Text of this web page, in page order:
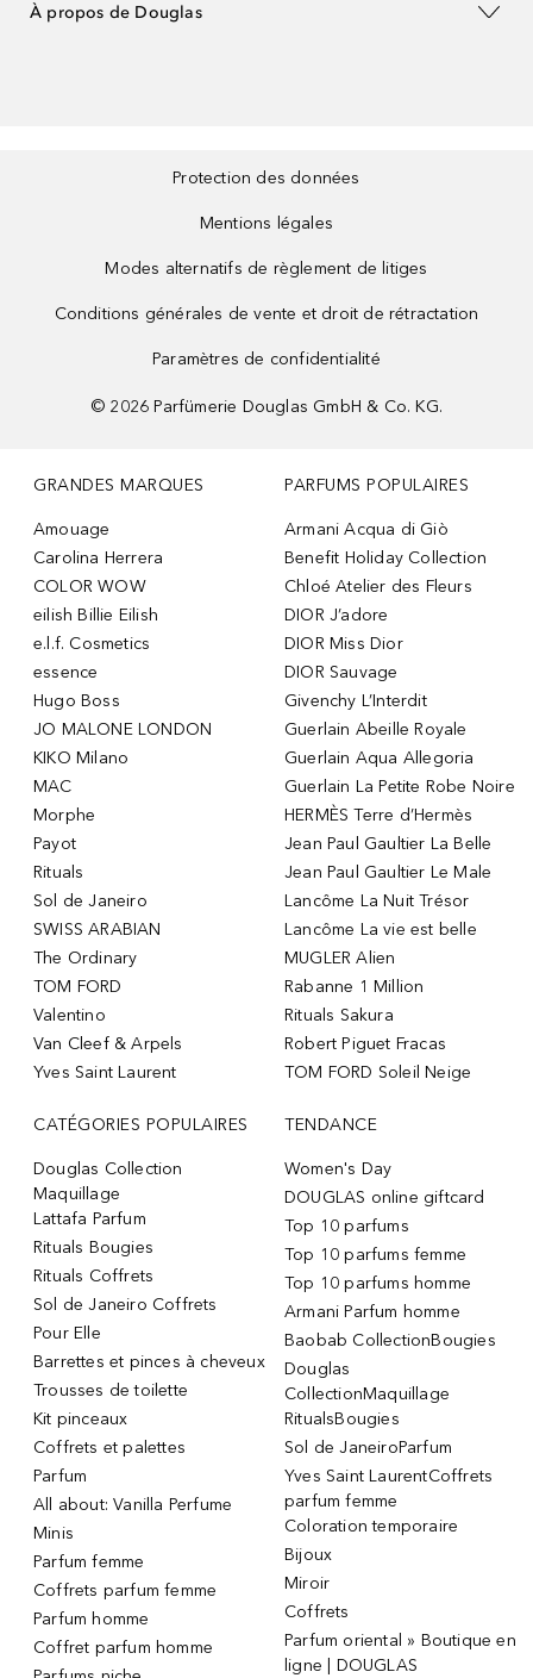
À propos de Douglas
Protection des données
Mentions légales
Modes alternatifs de règlement de litiges
Conditions générales de vente et droit de rétractation
Paramètres de confidentialité
© 2026 Parfümerie Douglas GmbH & Co. KG.
GRANDES MARQUES
Amouage
Carolina Herrera
COLOR WOW
eilish Billie Eilish
e.l.f. Cosmetics
essence
Hugo Boss
JO MALONE LONDON
KIKO Milano
MAC
Morphe
Payot
Rituals
Sol de Janeiro
SWISS ARABIAN
The Ordinary
TOM FORD
Valentino
Van Cleef & Arpels
Yves Saint Laurent
PARFUMS POPULAIRES
Armani Acqua di Giò
Benefit Holiday Collection
Chloé Atelier des Fleurs
DIOR J’adore
DIOR Miss Dior
DIOR Sauvage
Givenchy L’Interdit
Guerlain Abeille Royale
Guerlain Aqua Allegoria
Guerlain La Petite Robe Noire
HERMÈS Terre d’Hermès
Jean Paul Gaultier La Belle
Jean Paul Gaultier Le Male
Lancôme La Nuit Trésor
Lancôme La vie est belle
MUGLER Alien
Rabanne 1 Million
Rituals Sakura
Robert Piguet Fracas
TOM FORD Soleil Neige
CATÉGORIES POPULAIRES
Douglas Collection
Maquillage
Lattafa Parfum
Rituals Bougies
Rituals Coffrets
Sol de Janeiro Coffrets
Pour Elle
Barrettes et pinces à cheveux
Trousses de toilette
Kit pinceaux
Coffrets et palettes
Parfum
All about: Vanilla Perfume
Minis
Parfum femme
Coffrets parfum femme
Parfum homme
Coffret parfum homme
TENDANCE
Women's Day
DOUGLAS online giftcard
Top 10 parfums
Top 10 parfums femme
Top 10 parfums homme
Armani Parfum homme
Baobab CollectionBougies
Douglas
CollectionMaquillage
RitualsBougies
Sol de JaneiroParfum
Yves Saint LaurentCoffrets
parfum femme
Coloration temporaire
Bijoux
Miroir
Coffrets
Parfum oriental » Boutique en
ligne | DOUGLAS